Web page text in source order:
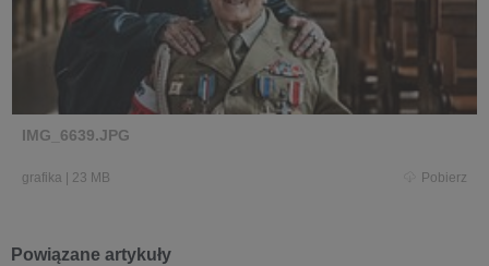
IMG_6639.JPG
grafika 23 MB Pobierz
Powiązane artykuły